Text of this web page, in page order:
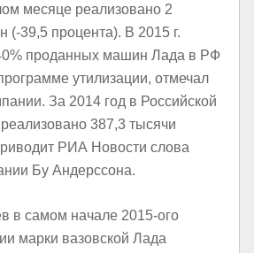
месяце реализовано 2
(-39,5 процента). В 2015 г.
проданных машин Лада в РФ
утилизации, отмечал
За 2014 год в Российской
387,3 тысячи
РИА Новости слова
Бу Андерссона.
в самом начале 2015-ого
марки вазовской Лада